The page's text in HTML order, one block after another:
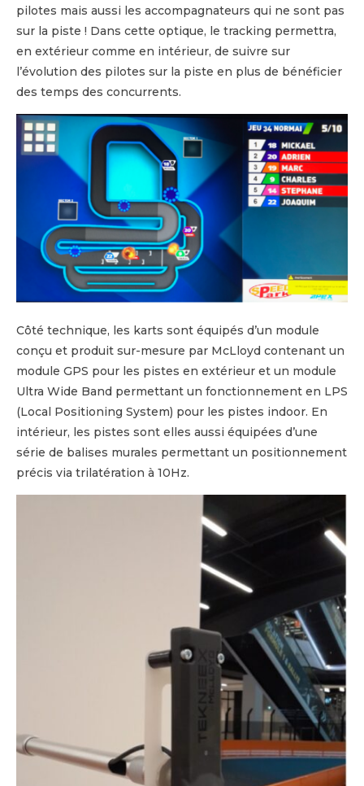
pilotes mais aussi les accompagnateurs qui ne sont pas
sur la piste ! Dans cette optique, le tracking permettra,
en extérieur comme en intérieur, de suivre sur
l’évolution des pilotes sur la piste en plus de bénéficier
des temps des concurrents.
Côté technique, les karts sont équipés d’un module
conçu et produit sur-mesure par McLloyd contenant un
module GPS pour les pistes en extérieur et un module
Ultra Wide Band permettant un fonctionnement en LPS
(Local Positioning System) pour les pistes indoor. En
intérieur, les pistes sont elles aussi équipées d’une
série de balises murales permettant un positionnement
précis via trilatération à 10Hz.